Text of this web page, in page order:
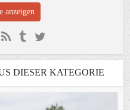
anzeigen
DIESER KATEGORIE